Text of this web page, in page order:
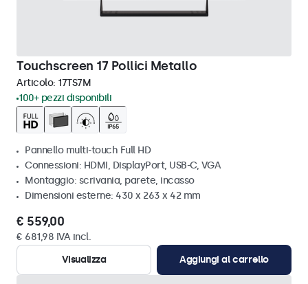
Touchscreen 17 Pollici Metallo
Articolo: 17TS7M
100+ pezzi disponibili
Pannello multi-touch Full HD
Connessioni: HDMI, DisplayPort, USB-C, VGA
Montaggio: scrivania, parete, incasso
Dimensioni esterne: 430 x 263 x 42 mm
€ 559,00
€ 681,98 IVA incl.
Visualizza
Aggiungi al carrello